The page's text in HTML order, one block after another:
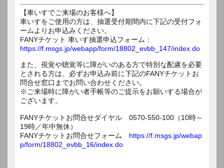
【車いすでご来場のお客様へ】
車いすをご使用の方は、抽選受付期間内に下記の受付フォ
ームよりお申込みください。
FANYチケット 車いす抽選申込フォーム：
https://f.msgs.jp/webapp/form/18802_evbb_147/index.do
また、視覚や聴覚等に障がいのある方で特別な配慮を必要
とされる方は、必ずお申込み前に下記のFANYチケットお
問合せ窓口までお問い合わせください。
※ご来場時に障がい者手帳等のご提示をお願いする場合が
ございます。
FANYチケットお問合せダイヤル 0570-550-100（10時～
19時／年中無休）
FANYチケットお問合せフォーム https://f.msgs.jp/webap
p/form/18802_evbb_16/index.do